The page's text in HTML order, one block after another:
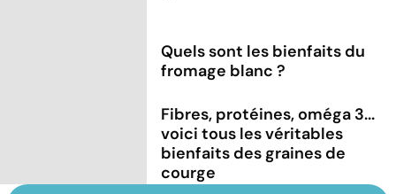
Quels sont les bienfaits du
fromage blanc ?
Fibres, protéines, oméga 3...
voici tous les véritables
bienfaits des graines de
courge